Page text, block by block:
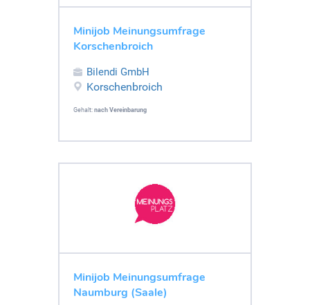
Minijob Meinungsumfrage
Korschenbroich
Bilendi GmbH
Korschenbroich
Gehalt: nach Vereinbarung
Minijob Meinungsumfrage
Naumburg (Saale)